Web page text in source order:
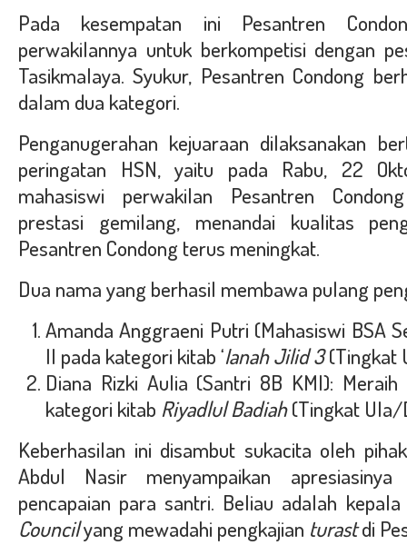
Pada kesempatan ini Pesantren
perwakilannya untuk berkompetisi dengan
Tasikmalaya. Syukur, Pesantren Condong
dalam dua kategori.
Penganugerahan kejuaraan dilaksanakan
peringatan HSN, yaitu pada Rabu, 22
mahasiswi perwakilan Pesantren
prestasi gemilang, menandai kualitas
Pesantren Condong terus meningkat.
Dua nama yang berhasil membawa pulang
Amanda Anggraeni Putri (Mahasiswi BSA
II pada kategori kitab ‘Ianah Jilid 3(Tingkat
Diana Rizki Aulia (Santri 8B KMI): Meraih
kategori kitab Riyadlul Badiah(Tingkat Ula/
Keberhasilan ini disambut sukacita oleh
Abdul Nasir menyampaikan
pencapaian para santri. Beliau adalah
Councilyang mewadahi pengkajian turastdi